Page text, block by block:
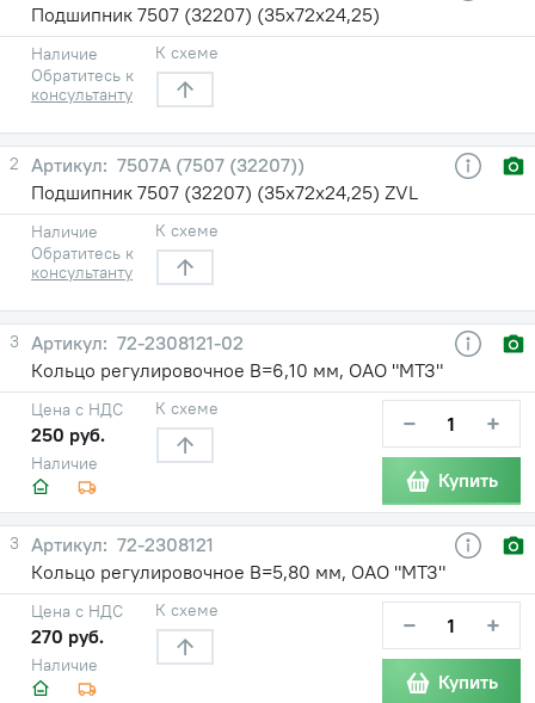
Подшипник 7507 (32207) (35х72х24,25)
Наличие
Обратитесь к
консультанту
К схеме
2
7507А (7507 (32207))
Подшипник 7507 (32207) (35х72х24,25) ZVL
Наличие
Обратитесь к
консультанту
К схеме
3
72-2308121-02
Кольцо регулировочное В=6,10 мм, ОАО "МТЗ"
Наличие
Цена с НДС
250 руб.
К схеме − +
Купить
3
72-2308121
Кольцо регулировочное В=5,80 мм, ОАО "МТЗ"
Наличие
Цена с НДС
270 руб.
К схеме − +
Купить